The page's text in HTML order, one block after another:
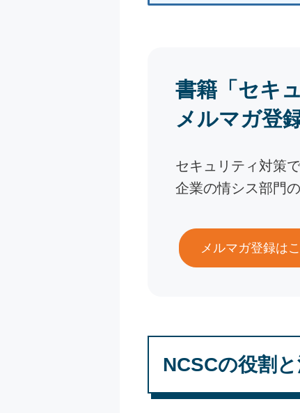
書籍「セキ
メルマガ登
セキュリティ対策
企業の情シス部門
メルマガ登録は
NCSCの役割